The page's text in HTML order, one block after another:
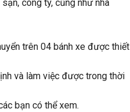
công ty, cũng như nhà
trên 04 bánh xe được thiết
và làm việc được trong thời
bạn có thể xem.